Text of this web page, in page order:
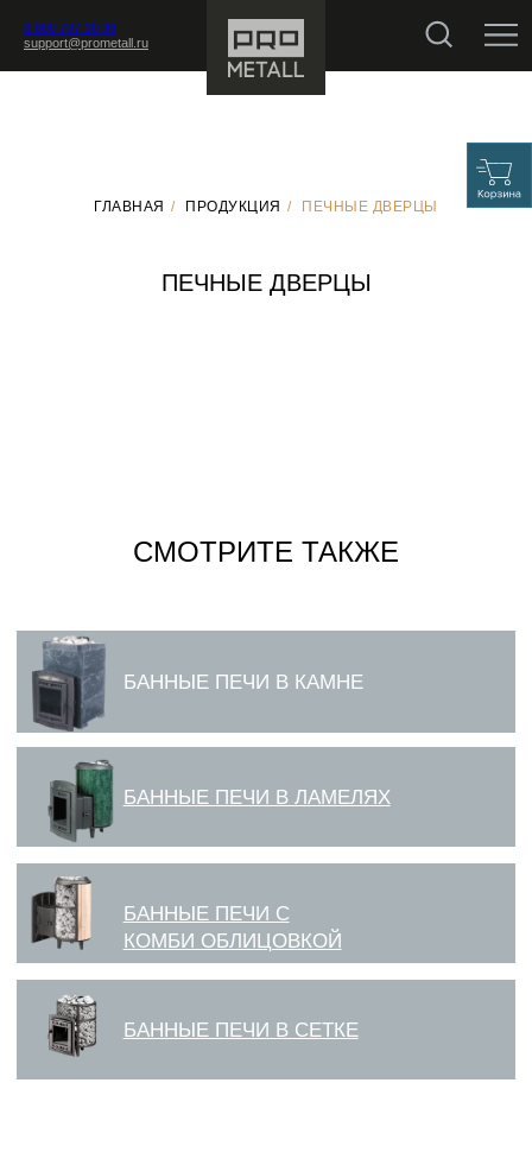
8 800 707 30 96
support@prometall.ru
ГЛАВНАЯ / ПРОДУКЦИЯ / ПЕЧНЫЕ ДВЕРЦЫ
ПЕЧНЫЕ ДВЕРЦЫ
СМОТРИТЕ ТАКЖЕ
БАННЫЕ ПЕЧИ В СЕТКЕ
БАННЫЕ ПЕЧИ С
КОМБИ ОБЛИЦОВКОЙ